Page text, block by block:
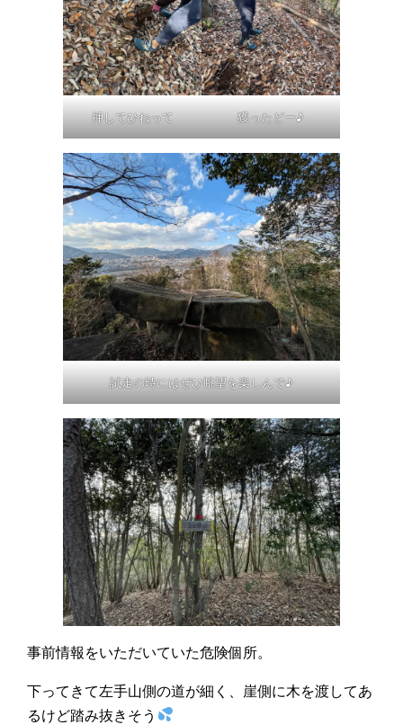
押してひねって 獲ったどー♪
試走の時にはぜひ眺望を楽しんで♪
事前情報をいただいていた危険個所。
下ってきて左手山側の道が細く、崖側に木を渡してあ
るけど踏み抜きそう